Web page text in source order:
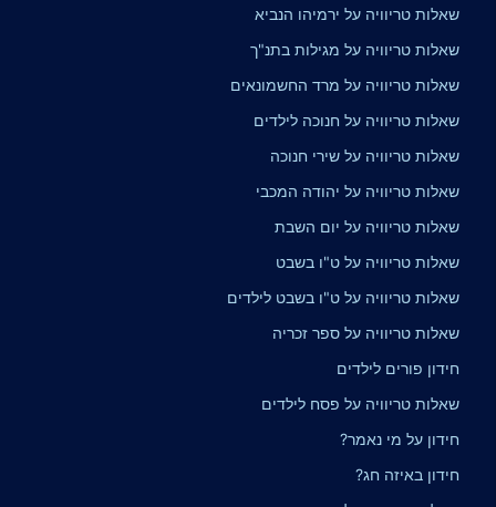
שאלות טריוויה על ירמיהו הנביא
שאלות טריוויה על מגילות בתנ"ך
שאלות טריוויה על מרד החשמונאים
שאלות טריוויה על חנוכה לילדים
שאלות טריוויה על שירי חנוכה
שאלות טריוויה על יהודה המכבי
שאלות טריוויה על יום השבת
שאלות טריוויה על ט"ו בשבט
שאלות טריוויה על ט"ו בשבט לילדים
שאלות טריוויה על ספר זכריה
חידון פורים לילדים
שאלות טריוויה על פסח לילדים
חידון על מי נאמר?
חידון באיזה חג?